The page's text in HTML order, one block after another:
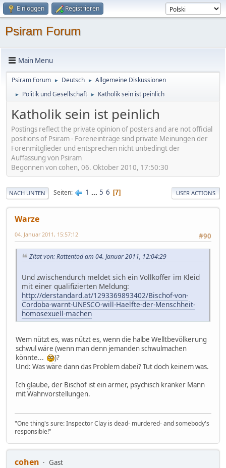
Einloggen Registrieren
Psiram Forum
Main Menu
Psiram Forum ► Deutsch ► Allgemeine Diskussionen
► Politik und Gesellschaft ► Katholik sein ist peinlich
Katholik sein ist peinlich
Postings reflect the private opinion of posters and are not official
positions of Psiram - Foreneinträge sind private Meinungen der
Forenmitglieder und entsprechen nicht unbedingt der
Auffassung von Psiram
Begonnen von cohen, 06. Oktober 2010, 17:50:30
NACH UNTEN Seiten 1 ... 5 6 7 USER ACTIONS
Warze
#90
04. Januar 2011, 15:57:12
Zitat von: Rattentod am 04. Januar 2011, 12:04:29
Und zwischendurch meldet sich ein Vollkoffer im Kleid
mit einer qualifizierten Meldung:
http://derstandard.at/1293369893402/Bischof-von-
Cordoba-warnt-UNESCO-will-Haelfte-der-Menschheit-
homosexuell-machen
Wem nützt es, was nützt es, wenn die halbe Welltbevölkerung
schwul wäre (wenn man denn jemanden schwulmachen
könnte...
)?
Und: Was wäre dann das Problem dabei? Tut doch keinem was.
Ich glaube, der Bischof ist ein armer, psychisch kranker Mann
mit Wahnvorstellungen.
"One thing's sure: Inspector Clay is dead- murdered- and somebody's
responsible!"
cohen
Gast